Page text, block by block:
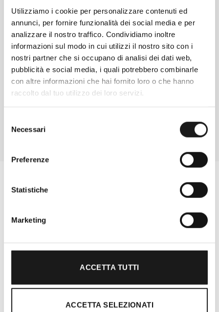
Utilizziamo i cookie per personalizzare contenuti ed
annunci, per fornire funzionalità dei social media e per
analizzare il nostro traffico. Condividiamo inoltre
informazioni sul modo in cui utilizzi il nostro sito con i
nostri partner che si occupano di analisi dei dati web,
pubblicità e social media, i quali potrebbero combinarle
con altre informazioni che hai fornito loro o che hanno
raccolto dal tuo utilizzo dei loro servizi.
delNecessari
Preferenze
Statistiche
Marketing
ACCETTA TUTTI
ACCETTA SELEZIONATI
Chiedi ad un esperto
Davide di RRTrek
CONTATTA
Oltre 30 anni di esperienza